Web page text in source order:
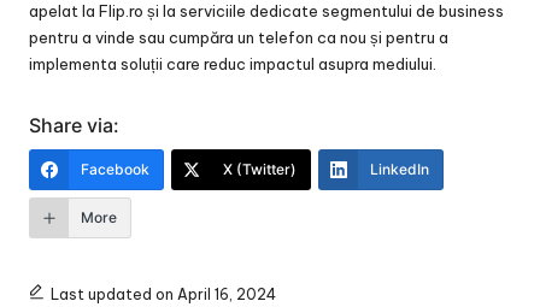
apelat la Flip.ro și la serviciile dedicate segmentului de business
pentru a vinde sau cumpăra un telefon ca nou și pentru a
implementa soluții care reduc impactul asupra mediului.
Share via:
Facebook X (Twitter) LinkedIn
More
Last updated on April 16, 2024